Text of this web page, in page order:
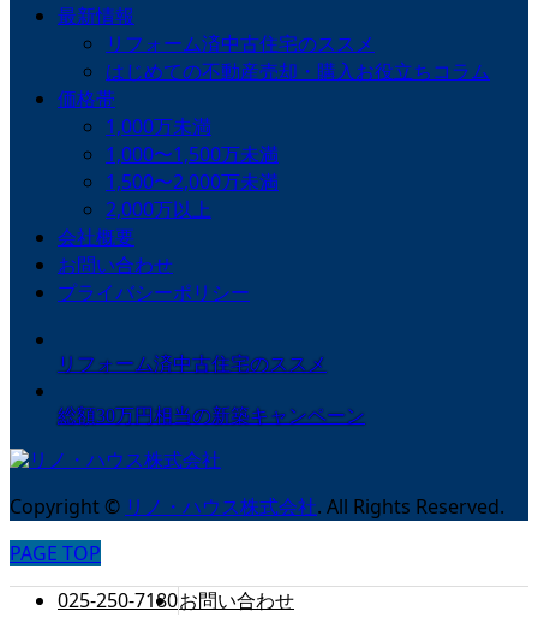
最新情報
リフォーム済中古住宅のススメ
はじめての不動産売却・購入お役立ちコラム
価格帯
1,000万未満
1,000〜1,500万未満
1,500〜2,000万未満
2,000万以上
会社概要
お問い合わせ
プライバシーポリシー
リフォーム済中古住宅のススメ
総額30万円相当の新築キャンペーン
Copyright © リノ・ハウス株式会社. All Rights Reserved.
PAGE TOP
025-250-7180お問い合わせ